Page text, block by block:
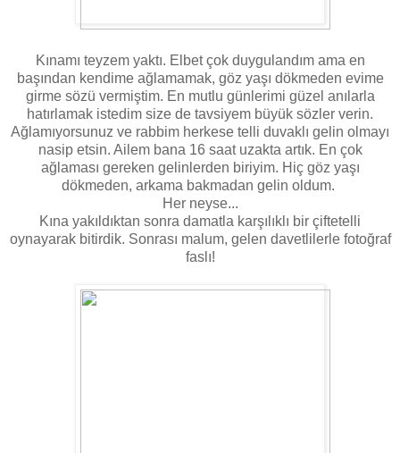
Kınamı teyzem yaktı. Elbet çok duygulandım ama en
başından kendime ağlamamak, göz yaşı dökmeden evime
girme sözü vermiştim. En mutlu günlerimi güzel anılarla
hatırlamak istedim size de tavsiyem büyük sözler verin.
Ağlamıyorsunuz ve rabbim herkese telli duvaklı gelin olmayı
nasip etsin. Ailem bana 16 saat uzakta artık. En çok
ağlaması gereken gelinlerden biriyim. Hiç göz yaşı
dökmeden, arkama bakmadan gelin oldum.
Her neyse...
Kına yakıldıktan sonra damatla karşılıklı bir çiftetelli
oynayarak bitirdik. Sonrası malum, gelen davetlilerle fotoğraf
faslı!